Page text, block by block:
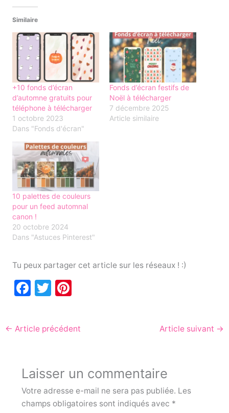
Similaire
+10 fonds d’écran
d’automne gratuits pour
téléphone à télécharger
1 octobre 2023
Dans "Fonds d'écran"
Fonds d’écran festifs de
Noël à télécharger
7 décembre 2025
Article similaire
10 palettes de couleurs
pour un feed automnal
canon !
20 octobre 2024
Dans "Astuces Pinterest"
Tu peux partager cet article sur les réseaux ! :)
F
c
e
o
o
k
T
itt
er
Pi
e
← Article précédent Article suivant →
Laisser un commentaire
Votre adresse e-mail ne sera pas publiée. Les
champs obligatoires sont indiqués avec *